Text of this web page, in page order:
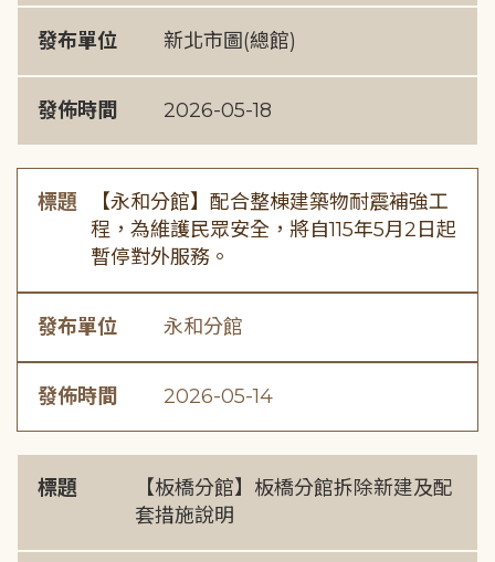
發布單位 新北市圖(總館)
發佈時間 2026-05-18
標題
【永和分館】配合整棟建築物耐震補強工
程，為維護民眾安全，將自115年5月2日起
暫停對外服務。
發布單位 永和分館
發佈時間 2026-05-14
標題
【板橋分館】板橋分館拆除新建及配
套措施說明